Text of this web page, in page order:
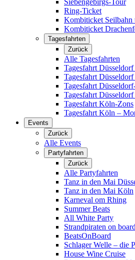
Siebengebirgs-Tour
Ring-Ticket
Kombiticket Seilbahn
Kombiticket
Tagesfahrten
Zurück
Alle Tagesfahrten
Tagesfahrt
Tagesfahrt
Tagesfahrt
Tagesfahrt
Tagesfahrt Köln-Zons
Tagesfahrt Köln –
Events
Zurück
Alle Events
Partyfahrten
Zurück
Alle Partyfahrten
Tanz in den Mai
Tanz in den Mai Köln
Karneval om Rhing
Summer Beats
All White Party
Strandpiraten on board
BeatsOnBoard
Schlager Welle – die
House Wine Cruise